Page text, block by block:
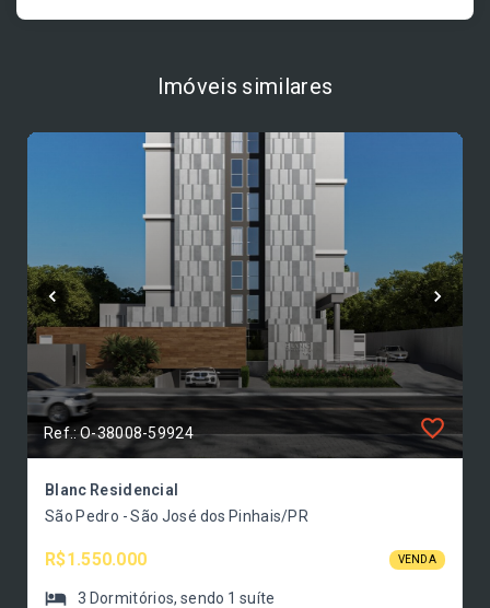
Imóveis similares
Ref.: O-38008-59924
Blanc Residencial
São Pedro - São José dos Pinhais/PR
R$1.550.000 VENDA
3 Dormitórios, sendo 1 suíte